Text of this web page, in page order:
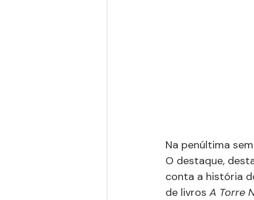
Na penúltima
O destaque,
conta a história
de livros A Torre